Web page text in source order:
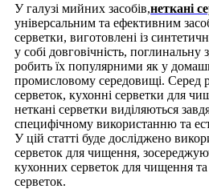
У галузі мийних засобів,неткані
універсальним та ефективним
серветки, виготовлені із
у собі довговічність, поглинальну
робить їх популярними як у
промисловому середовищі. Серед
серветок, кухонні серветки для
неткані серветки виділяються
специфічному використанню та
У цій статті буде досліджено
серветок для чищення,
кухонних серветок для чищення
серветок.